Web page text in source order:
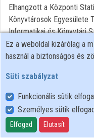
Elhangzott a Központi
Könyvtárosok Egyesülete
Informatikai és Könyvtári
Szakkönyvtári Tagozata
konferenciáján 2017.
Minden jog fenntartva.
Felhasználói szabályzat
Adatkezelési tájékoztató
Süti szabályzat
Ez a weboldal kizárólag a
használ a biztonságos és
Süti szabályzat
Funkcionális sütik
Személyes sütik
Elfogad Elutasít